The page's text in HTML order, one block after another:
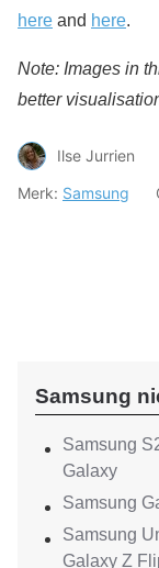
here and here.
Note: Images in
better
Ilse Jurrien
Merk: Samsung
Samsung
Samsung
Galaxy
Samsung
Samsung
Galaxy Z